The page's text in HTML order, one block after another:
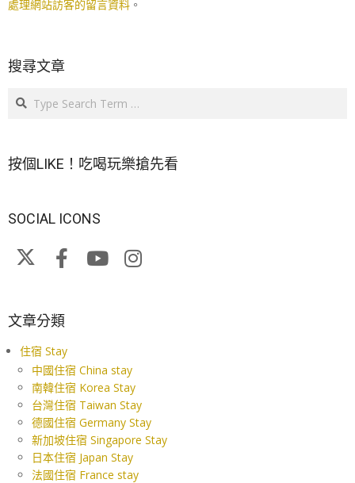
處理網站訪客的留言資料 。
搜尋文章
Search
按個LIKE！吃喝玩樂搶先看
SOCIAL ICONS
文章分類
住宿 Stay
中國住宿 China stay
南韓住宿 Korea Stay
台灣住宿 Taiwan Stay
德國住宿 Germany Stay
新加坡住宿 Singapore Stay
日本住宿 Japan Stay
法國住宿 France stay